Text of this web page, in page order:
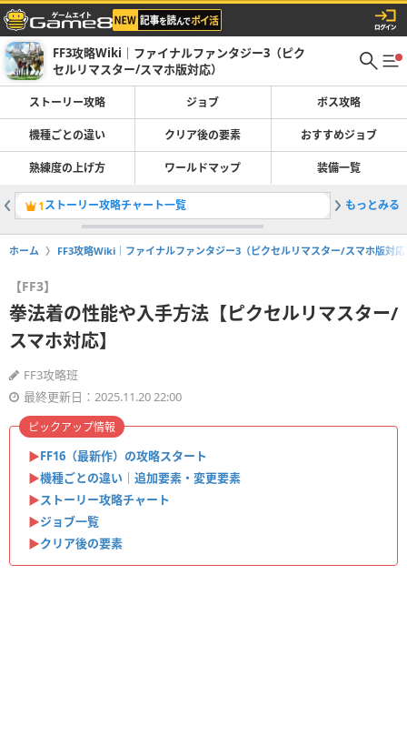
FF3攻略Wiki｜ファイナルファンタジー3（ピク
セルリマスター/スマホ版対応）
ストーリー攻略 ジョブ ボス攻略
機種ごとの違い クリア後の要素 おすすめジョブ
熟練度の上げ方 ワールドマップ 装備一覧
1ストーリー攻略チャート一覧 2アーガ
もっとみる
ホーム FF3攻略Wiki｜ファイナルファンタジー3（ピクセルリマスター/スマホ版対
【FF3】
拳法着の性能や入手方法【ピクセルリマスター/
スマホ対応】
FF3攻略班
最終更新日：2025.11.20 22:00
▶FF16（最新作）の攻略スタート
▶機種ごとの違い｜追加要素・変更要素
▶ストーリー攻略チャート
▶ジョブ一覧
▶クリア後の要素
ピックアップ情報